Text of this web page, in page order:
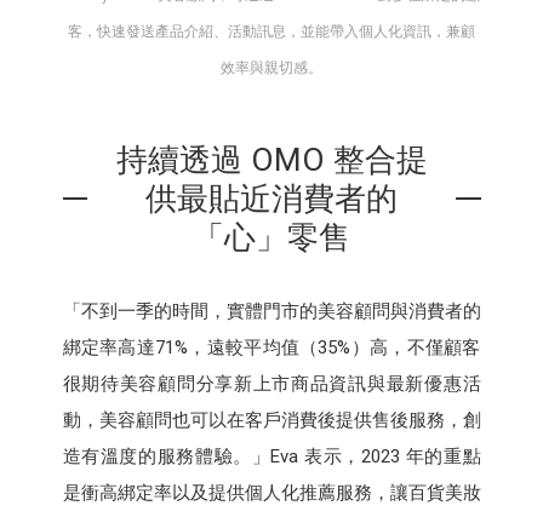
客，快速發送產品介紹、活動訊息，並能帶入個人化資訊，兼顧
效率與親切感。
持續透過 OMO 整合提
供最貼近消費者的
「心」零售
「不到一季的時間，實體門市的美容顧問與消費者的
綁定率高達71%，遠較平均值（35%）高，不僅顧客
很期待美容顧問分享新上市商品資訊與最新優惠活
動，美容顧問也可以在客戶消費後提供售後服務，創
造有溫度的服務體驗。」Eva 表示，2023 年的重點
是衝高綁定率以及提供個人化推薦服務，讓百貨美妝